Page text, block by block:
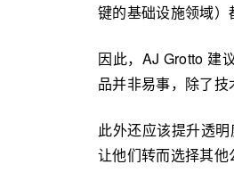
键的基础设施领域）
因此，AJ Grotto 建
品并非易事，除了
此外还应该提升透
让他们转而选择其他